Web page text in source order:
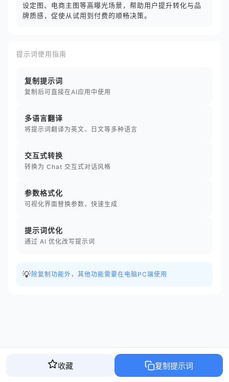
设定图、电商主图等高曝光场景，帮助用户提升转化与品
牌质感，促使从试用到付费的顺畅决策。
提示词使用指南
复制提示词
复制后可直接在AI应用中使用
多语言翻译
将提示词翻译为英文、日文等多种语言
交互式转换
转换为 Chat 交互式对话风格
参数格式化
可视化界面替换参数，快速生成
提示词优化
通过 AI 优化改写提示词
💡 除复制功能外，其他功能需要在电脑PC端使用
收藏 复制提示词